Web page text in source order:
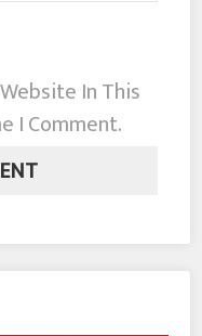
In This
I Comment.